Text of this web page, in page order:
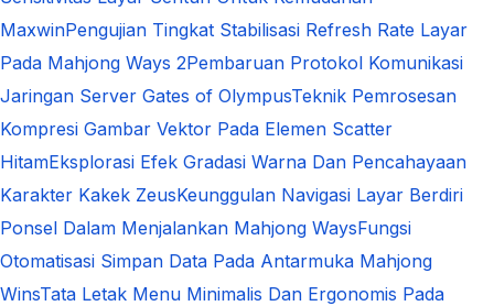
MaxwinPengujian Tingkat Stabilisasi Refresh Rate Layar
Pada Mahjong Ways 2Pembaruan Protokol Komunikasi
Jaringan Server Gates of OlympusTeknik Pemrosesan
Kompresi Gambar Vektor Pada Elemen Scatter
HitamEksplorasi Efek Gradasi Warna Dan Pencahayaan
Karakter Kakek ZeusKeunggulan Navigasi Layar Berdiri
Ponsel Dalam Menjalankan Mahjong WaysFungsi
Otomatisasi Simpan Data Pada Antarmuka Mahjong
WinsTata Letak Menu Minimalis Dan Ergonomis Pada